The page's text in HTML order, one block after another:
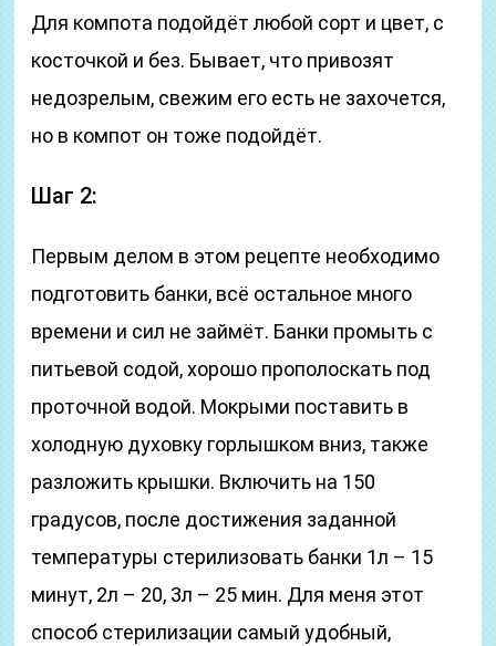
Для компота подойдёт любой сорт и цвет, с
косточкой и без. Бывает, что привозят
недозрелым, свежим его есть не захочется,
но в компот он тоже подойдёт.
Шаг 2:
Первым делом в этом рецепте необходимо
подготовить банки, всё остальное много
времени и сил не займёт. Банки промыть с
питьевой содой, хорошо прополоскать под
проточной водой. Мокрыми поставить в
холодную духовку горлышком вниз, также
разложить крышки. Включить на 150
градусов, после достижения заданной
температуры стерилизовать банки 1л – 15
минут, 2л – 20, 3л – 25 мин. Для меня этот
способ стерилизации самый удобный,